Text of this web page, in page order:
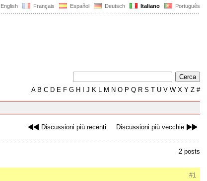
English Français Español Deutsch Italiano Português
AB C D E F G H J K L M N O P Q R S T U V W X Y Z #
Discussioni più recenti Discussioni più vecchie
2 posts
#1